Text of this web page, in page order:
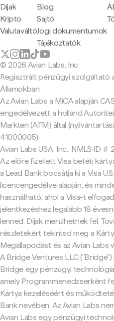
Díjak
Kripto
Valutaváltó
Blog
Sajtó
Jogi dokumentumok
Tájékoztatók
© 2026 Avian Labs, Inc
Regisztrált pénzügyi szolgáltató
Államokban
Az Avian Labs a MiCA alapján
engedélyezett a holland
Markten (AFM) által
41000005).
Avian Labs USA, Inc., NMLS ID #
Az előre fizetett Visa betéti
a Lead Bank bocsátja ki a Visa
licencengedélye alapján, és
használható, ahol a Visa-t
jelentkezéshez legalább 18
lenned. Díjak merülhetnek fel.
részletekért tekintsd meg a
Megállapodást és az Avian Labs
A Bridge Ventures LLC ("Bridge")
Bridge egy pénzügyi
amely Programmenedzserként
Kártya kezeléséért és
Bank nevében. Az Avian Labs
Avian Labs egy pénzügyi